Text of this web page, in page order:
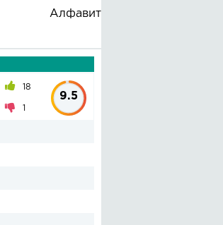
Алфавит
18
1
9.5